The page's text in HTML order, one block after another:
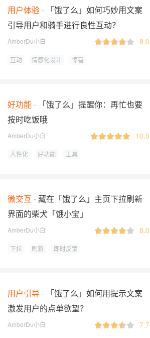
用户体验
「饿了么」如何巧妙用文案
引导用户和骑手进行良性互动？
AmberDu小白 8.0
互动 情感化设计 惊喜
好功能
「饿了么」提醒你：再忙也要
按时吃饭哦
AmberDu小白 10.0
人性化 好功能 工具
微交互
藏在「饿了么」主页下拉刷新
界面的柴犬「饿小宝」
AmberDu小白 8.0
下拉 刷新 即时反馈
用户引导
「饿了么」如何用提示文案
激发用户的点单欲望？
AmberDu小白 7.7